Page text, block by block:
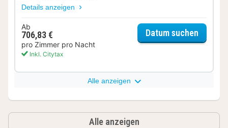
Details anzeigen
Ab
706,83 €
pro Zimmer pro Nacht
Inkl. Citytax
Datum suchen
Alle anzeigen
Alle anzeigen